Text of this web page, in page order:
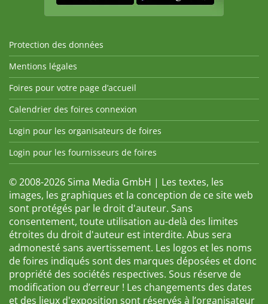
Protection des données
Mentions légales
Foires pour votre page d’accueil
Calendrier des foires connexion
Login pour les organisateurs de foires
Login pour les fournisseurs de foires
© 2008-2026 Sima Media GmbH | Les textes, les
images, les graphiques et la conception de ce site web
sont protégés par le droit d'auteur. Sans
consentement, toute utilisation au-delà des limites
étroites du droit d'auteur est interdite. Abus sera
admonesté sans avertissement. Les logos et les noms
de foires indiqués sont des marques déposées et donc
propriété des sociétés respectives. Sous réserve de
modification ou d’erreur ! Les changements des dates
et des lieux d'exposition sont réservés à l’organisateur